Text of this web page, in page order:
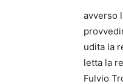
avverso
udita la
letta la
Fulvio